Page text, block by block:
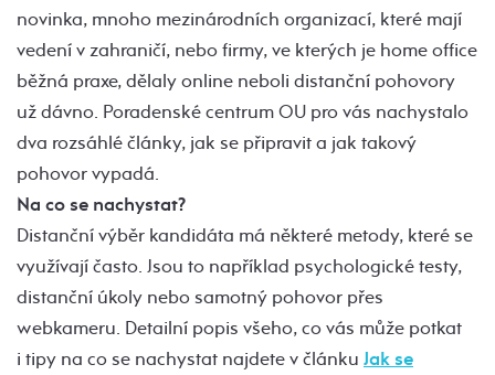
novinka, mnoho mezinárodních organizací, které mají
vedení v zahraničí, nebo firmy, ve kterých je home office
běžná praxe, dělaly online neboli distanční pohovory
už dávno. Poradenské centrum OU pro vás nachystalo
dva rozsáhlé články, jak se připravit a jak takový
pohovor vypadá.
Na co se nachystat?
Distanční výběr kandidáta má některé metody, které se
využívají často. Jsou to například psychologické testy,
distanční úkoly nebo samotný pohovor přes
webkameru. Detailní popis všeho, co vás může potkat
i tipy na co se nachystat najdete v článku Jak se